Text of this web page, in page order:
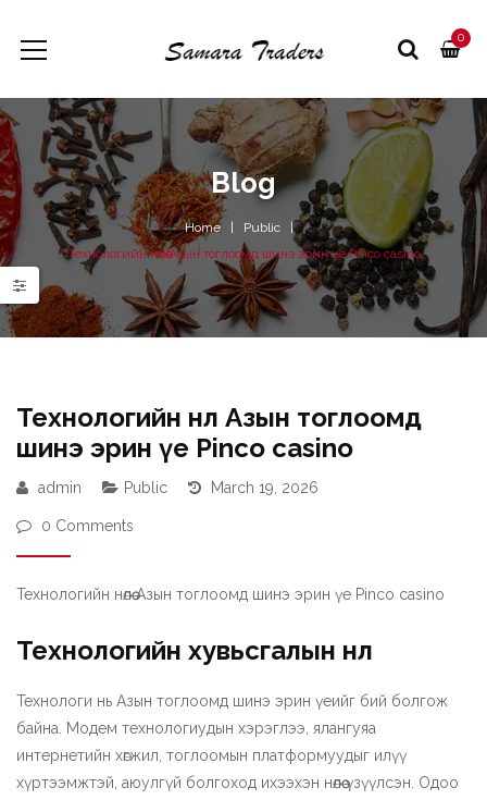
0
Blog
Home
Public
Технологийн нөлөө Азын тоглоомд шинэ эрин үе Pinco casino
Технологийн нөлөө Азын тоглоомд
шинэ эрин үе Pinco casino
admin Public March 19, 2026
0 Comments
Технологийн нөлөө Азын тоглоомд шинэ эрин үе Pinco casino
Технологийн хувьсгалын нөлөө
Технологи нь Азын тоглоомд шинэ эрин үеийг бий болгож
байна. Модем технологиудын хэрэглээ, ялангуяа
интернетийн хөгжил, тоглоомын платформуудыг илүү
хүртээмжтэй, аюулгүй болгоход ихээхэн нөлөө үзүүлсэн. Одоо